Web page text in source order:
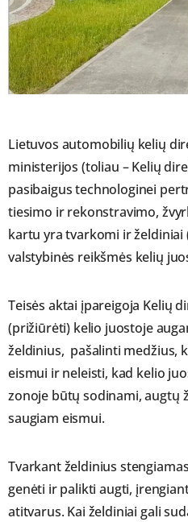
Lietuvos automobilių kelių
ministerijos (toliau – Kelių
pasibaigus technologinei
tiesimo ir rekonstravimo,
kartu yra tvarkomi ir želdiniai
valstybinės reikšmės kelių
Teisės aktai įpareigoja Kelių
(prižiūrėti) kelio juostoje
želdinius, pašalinti medžius,
eismui ir neleisti, kad kelio
zonoje būtų sodinami, augtų
saugiam eismui.
Tvarkant želdinius
genėti ir palikti augti,
atitvarus. Kai želdiniai gali